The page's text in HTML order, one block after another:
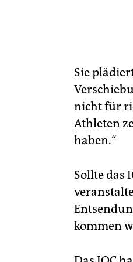
Sie
nicht für
Athleten
haben.“
Sollte das
kommen